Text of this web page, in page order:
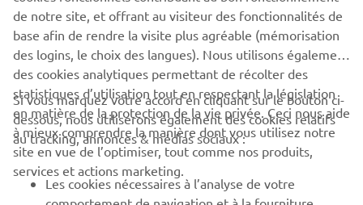
CORPORATE
BUSINESS
PLUS YAMAHA
de notre site, et offrant au visiteur des fonctionnalités de
base afin de rendre la visite plus agréable (mémorisation
des logins, le choix des langues). Nous utilisons également
des cookies analytiques permettant de récolter des
statistiques d’utilisation tout en respectant la législation
en matière de la protection de la vie privée. Ceci nous aide
à mieux comprendre la manière dont vous utilisez notre
site en vue de l’optimiser, tout comme nos produits,
services et actions marketing.
Si vous marquez votre accord en cliquant sur le bouton ci-
dessous, nous utiliserons également des cookies relatifs
au tracking, annonces & médias sociaux :
Les cookies nécessaires à l’analyse de votre
comportement de navigation et à la fourniture